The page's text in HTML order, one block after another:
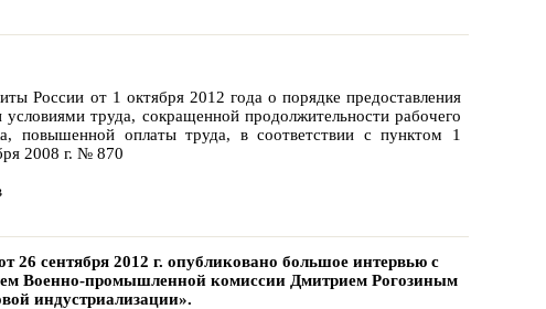
России от 1 октября 2012 года о порядке предоставления
труда, сокращенной продолжительности рабочего
повышенной оплаты труда, в соответствии с пунктом 1
2008 г. № 870
сентября 2012 г. опубликовано большое интервью с
Военно-промышленной комиссии Дмитрием Рогозиным
индустриализации».